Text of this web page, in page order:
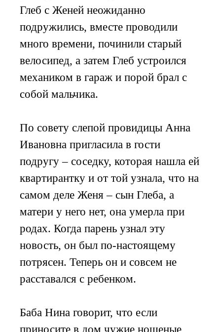
Глеб с Женей неожиданно
подружились, вместе проводили
много времени, починили старый
велосипед, а затем Глеб устроился
механиком в гараж и порой брал с
собой мальчика.
По совету слепой провидицы Анна
Ивановна пригласила в гости
подругу – соседку, которая нашла ей
квартирантку и от той узнала, что на
самом деле Женя – сын Глеба, а
матери у него нет, она умерла при
родах. Когда парень узнал эту
новость, он был по-настоящему
потрясен. Теперь он и совсем не
расставался с ребенком.
Баба Нина говорит, что если
приносите в дом чужие ношеные